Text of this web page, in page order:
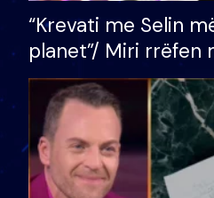
“Krevati me Selin
planet”/ Miri
bukura në shtëpinë
mungojë zilja e